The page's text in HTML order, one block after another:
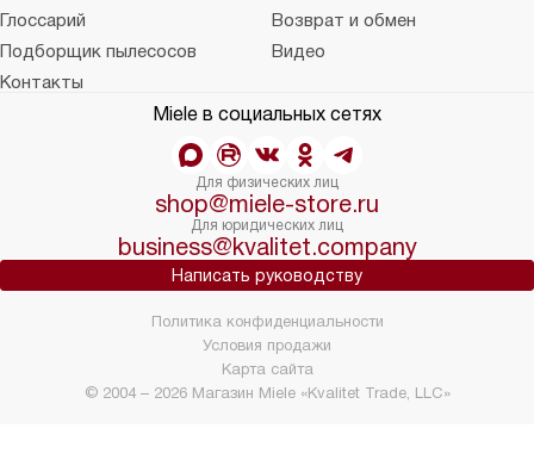
Глоссарий
Возврат и обмен
Подборщик пылесосов
Видео
Контакты
Miele в социальных сетях
Для физических лиц
shop@miele-store.ru
Для юридических лиц
business@kvalitet.company
Написать руководству
© 2004 – 2026 Магазин Miele «Kvalitet Trade, LLC»
Политика конфиденциальности
Условия продажи
Карта сайта